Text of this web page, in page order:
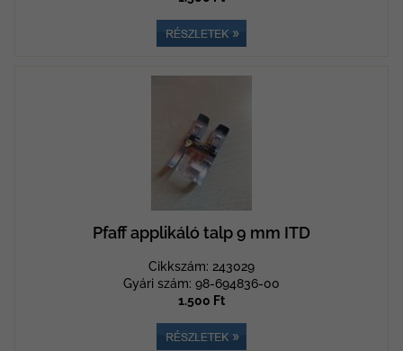
Pfaff applikáló talp 9 mm ITD
Cikkszám: 243029
Gyári szám: 98-694836-00
1.500 Ft